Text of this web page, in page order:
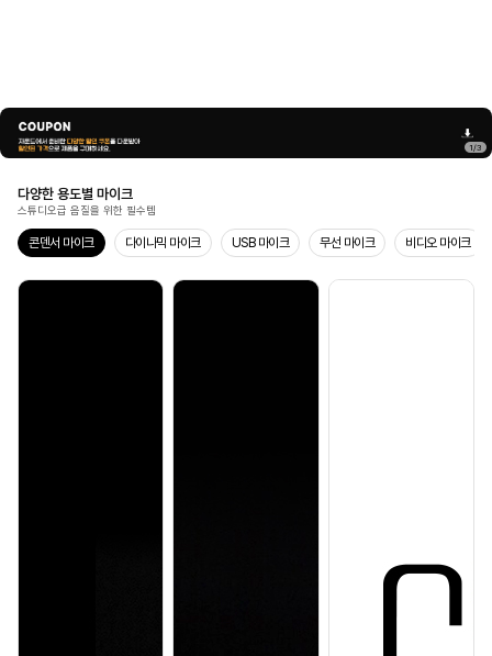
1/3
다양한 용도별 마이크
스튜디오급 음질을 위한 필수템
콘덴서 마이크 다이나믹 마이크 USB 마이크 무선 마이크 비디오 마이크